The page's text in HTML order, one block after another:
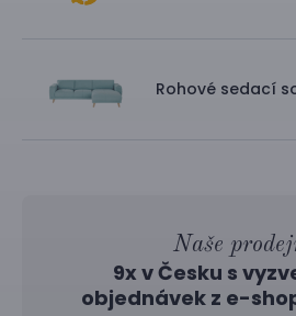
Rohové sedací
Naše
9x v Česku s
objednávek z e-